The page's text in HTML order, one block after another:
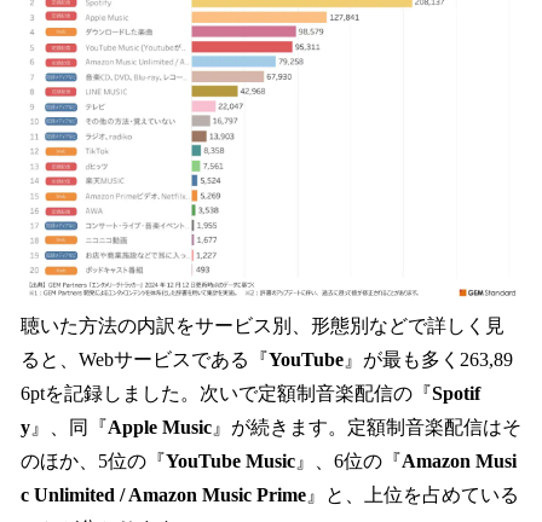
聴いた方法の内訳をサービス別、形態別などで詳しく見
ると、Webサービスである『YouTube 』が最も多く263,89
6ptを記録しました。次いで定額制音楽配信の『Spotif
y 』、同『Apple Music 』が続きます。定額制音楽配信はそ
のほか、5位の『YouTube Music 』、6位の『Amazon Musi
c Unlimited / Amazon Music Prime 』と、上位を占めている